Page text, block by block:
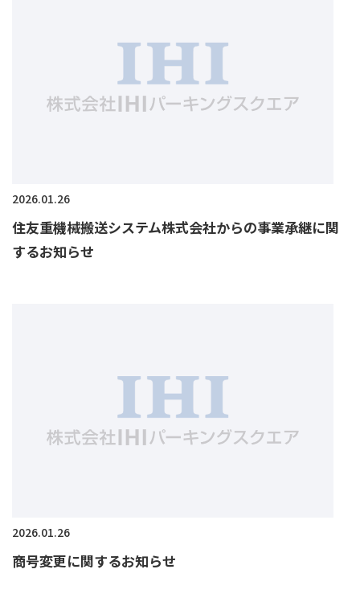
2026.01.26
住友重機械搬送システム株式会社からの事業承継に関
するお知らせ
2026.01.26
商号変更に関するお知らせ